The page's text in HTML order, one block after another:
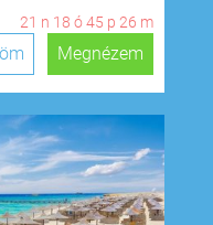
21 n 18 ó45 p 25 m
Megnézem